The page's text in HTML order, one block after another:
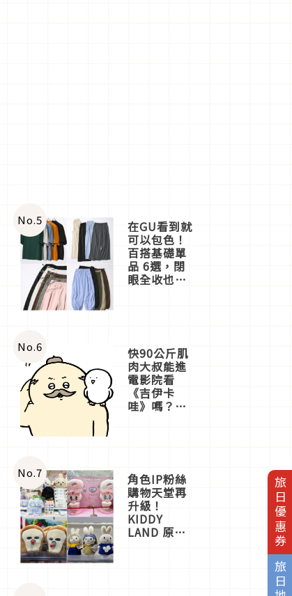
旅日優惠券
No.5 在GU看到就
可以包色！
百搭基礎單
品 6選，閉
眼全收也不
No.6 快90公斤肌
肉大叔能進
電影院看
《吉伊卡
哇》嗎？日
一同給出了
答案
No.7 角色IP粉絲
購物天堂再
升級！
KIDDY
LAND 原宿